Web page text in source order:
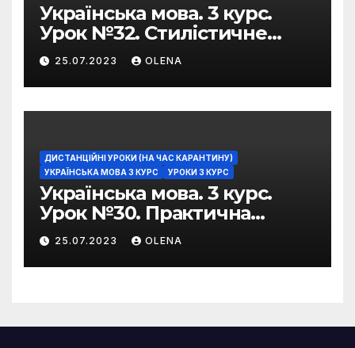
Українська мова. 3 курс.
Урок №32. Стилістичне
забарвлення
фразеологізмів
25.07.2023 OLENA
ДИСТАНЦІЙНІ УРОКИ (НА ЧАС КАРАНТИНУ)
УКРАЇНСЬКА МОВА 3 КУРС
УРОКИ 3 КУРС
Українська мова. 3 курс.
Урок №30. Практична
риторика. Оцінювальні
жанри. Характеристика
25.07.2023 OLENA